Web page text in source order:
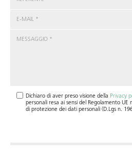
Dichiaro di aver preso visione della Privacy
personali resa ai sensi del Regolamento
di protezione dei dati personali (D.Lgs n.